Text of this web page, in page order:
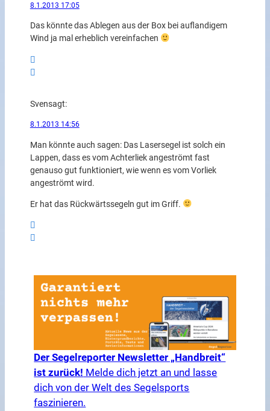
8.1.2013 17:05
Das könnte das Ablegen aus der Box bei auflandigem
Wind ja mal erheblich vereinfachen
Svensagt:
8.1.2013 14:56
Man könnte auch sagen: Das Lasersegel ist solch ein
Lappen, dass es vom Achterliek angeströmt fast
genauso gut funktioniert, wie wenn es vom Vorliek
angeströmt wird.
Er hat das Rückwärtssegeln gut im Griff.
Der Segelreporter Newsletter „Handbreit“
ist zurück! Melde dich jetzt an und lasse
dich von der Welt des Segelsports
faszinieren.